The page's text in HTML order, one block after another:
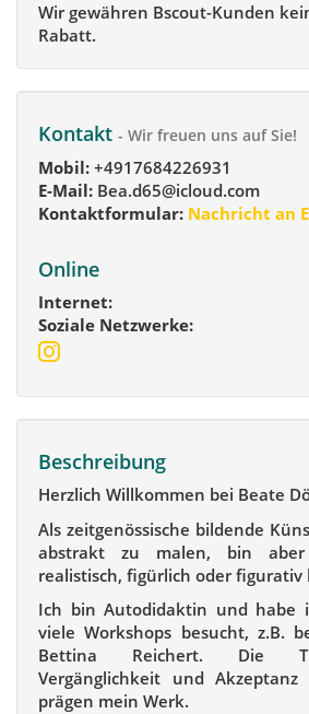
Wir gewähren Bscout-Kunden
Rabatt.
Kontakt - Wir freuen uns auf Sie!
Mobil: +4917684226931
E-Mail: Bea.d65@icloud.com
Kontaktformular: Nachricht an
Online
Internet:
Soziale Netzwerke:
Beschreibung
Herzlich Willkommen bei Beate
Als zeitgenössische bildende
abstrakt zu malen, bin aber
realistisch, figürlich oder figurativ
Ich bin Autodidaktin und habe
viele Workshops besucht, z.B.
Bettina Reichert. Die
Vergänglichkeit und Akzeptanz
prägen mein Werk.